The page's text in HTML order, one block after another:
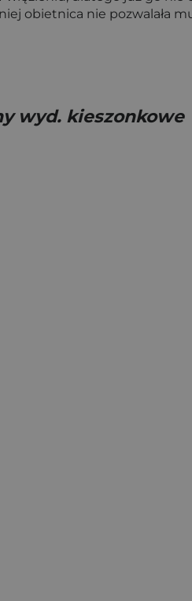
obietnica nie pozwalała
wyd. kieszonkowe